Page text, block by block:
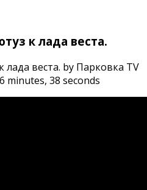
к лада веста.
веста. by Парковка TV
minutes, 38 seconds